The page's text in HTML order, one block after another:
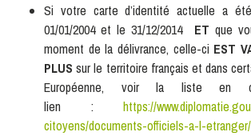
Si votre carte d’identité actuelle a
01/01/2004 et le 31/12/2014 ET que
moment de la délivrance, celle-ci EST
PLUS sur le territoire français et dans
Européenne, voir la liste en
lien : https://
citoyens/documents-officiels-a-l-